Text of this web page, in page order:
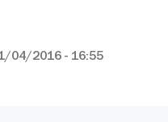
04/2016 - 16:55